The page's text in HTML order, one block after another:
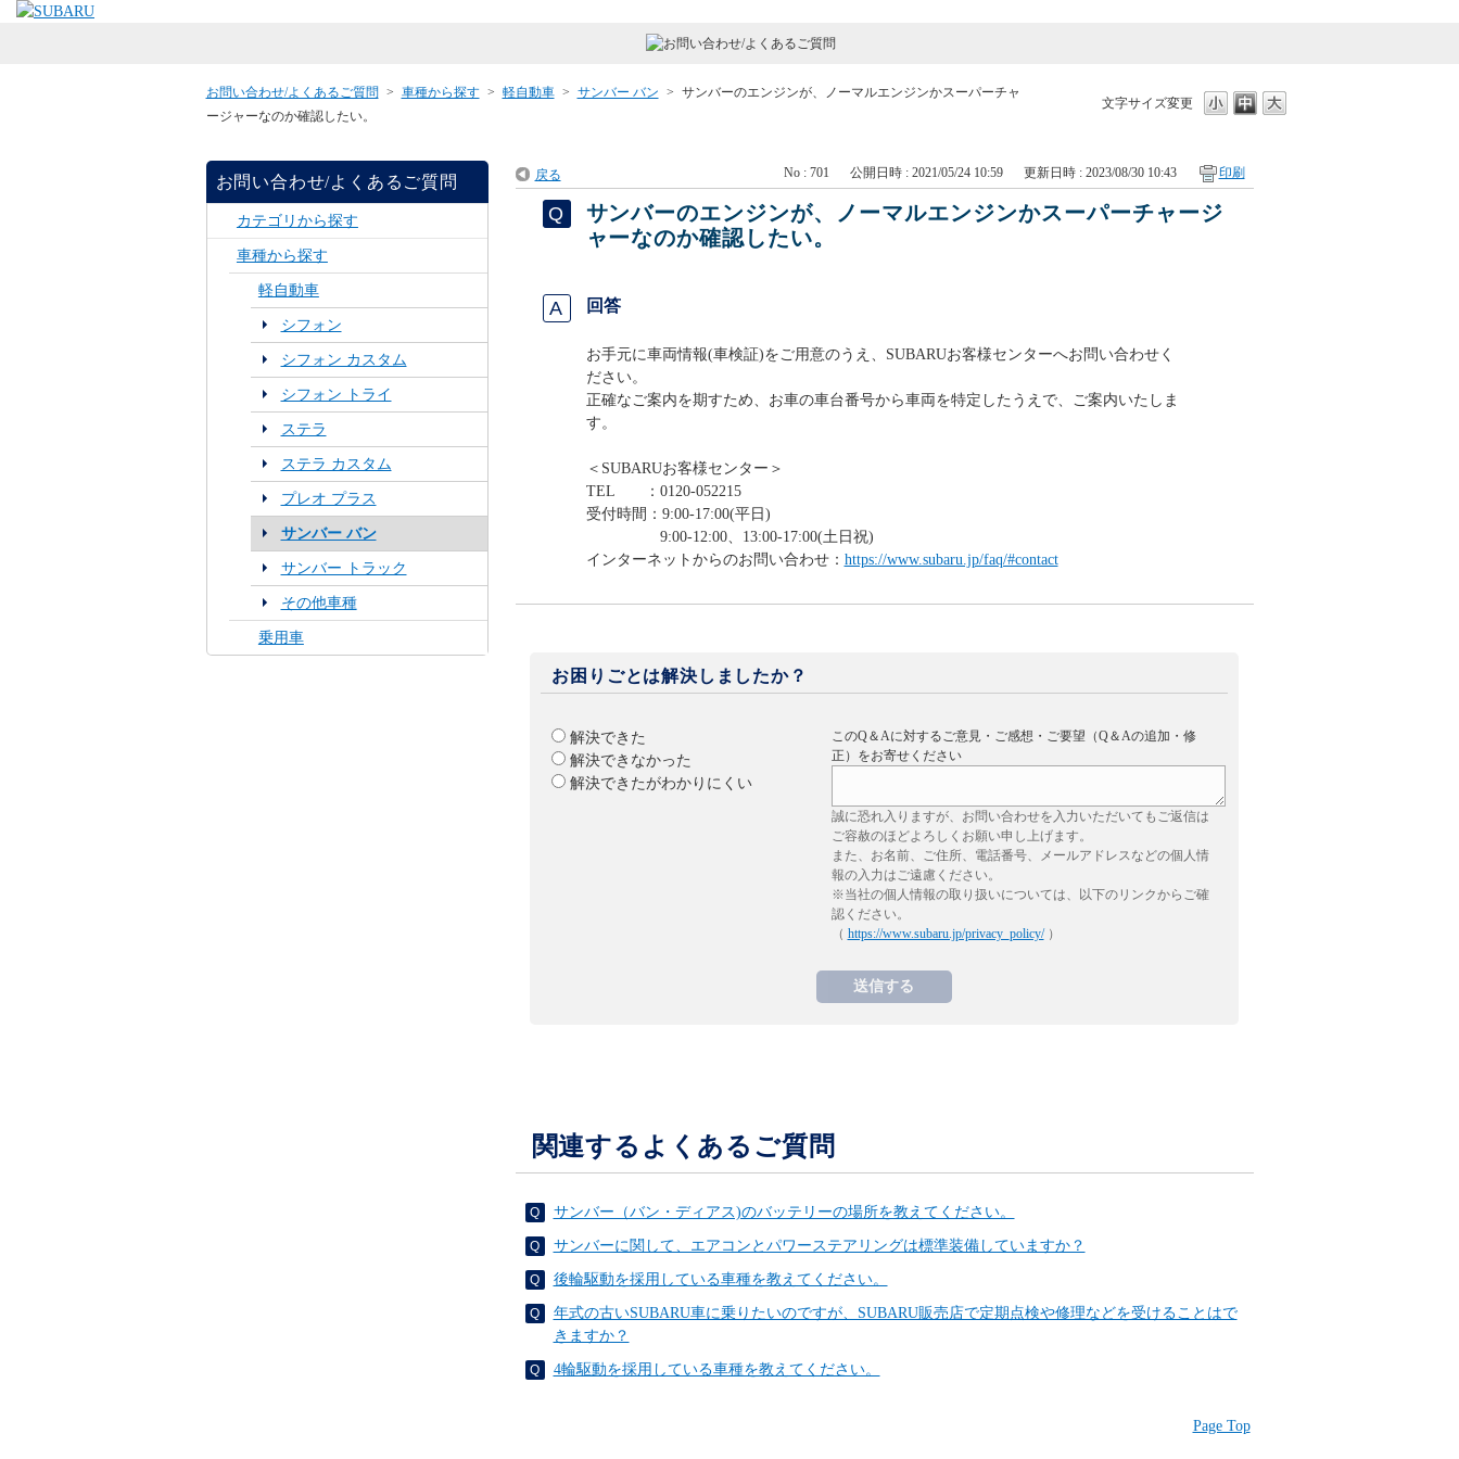
文字サイズ変更
お問い合わせ/よくあるご質問 > 車種から探す > 軽自動車 > サンバー バン > サンバーのエンジンが、ノーマルエンジンかスーパーチャ
ージャーなのか確認したい。
お問い合わせ/よくあるご質問
カテゴリから探す
車種から探す
軽自動車
シフォン
シフォン カスタム
シフォン トライ
ステラ
ステラ カスタム
プレオ プラス
サンバー バン
サンバー トラック
その他車種
乗用車
戻る No : 701 公開日時 : 2021/05/24 10:59 更新日時 : 2023/08/30 10:43 印刷
サンバーのエンジンが、ノーマルエンジンかスーパーチャージ
ャーなのか確認したい。
回答
お手元に車両情報(車検証)をご用意のうえ、SUBARUお客様センターへお問い合わせく
ださい。
正確なご案内を期すため、お車の車台番号から車両を特定したうえで、ご案内いたしま
す。
＜SUBARUお客様センター＞
TEL ：0120-052215
受付時間：9:00-17:00(平日)
9:00-12:00、13:00-17:00(土日祝)
インターネットからのお問い合わせ： https://www.subaru.jp/faq/#contact
お困りごとは解決しましたか？
解決できた
解決できなかった
解決できたがわかりにくい
このQ＆Aに対するご意見・ご感想・ご要望（Q＆Aの追加・修
正）をお寄せください
誠に恐れ入りますが、お問い合わせを入力いただいてもご返信は
ご容赦のほどよろしくお願い申し上げます。
また、お名前、ご住所、電話番号、メールアドレスなどの個人情
報の入力はご遠慮ください。
※当社の個人情報の取り扱いについては、以下のリンクからご確
認ください。
（ https://www.subaru.jp/privacy_policy/）
関連するよくあるご質問
サンバー（バン・ディアス)のバッテリーの場所を教えてください。
サンバーに関して、エアコンとパワーステアリングは標準装備していますか？
後輪駆動を採用している車種を教えてください。
年式の古いSUBARU車に乗りたいのですが、SUBARU販売店で定期点検や修理などを受けることはで
きますか？
4輪駆動を採用している車種を教えてください。
Page Top